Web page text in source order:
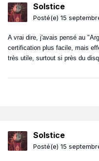
Solstice
Posté(e) 15
A vrai dire, j'avais pensé au
certification plus facile, mais
très utile, surtout si près du
Solstice
Posté(e) 15